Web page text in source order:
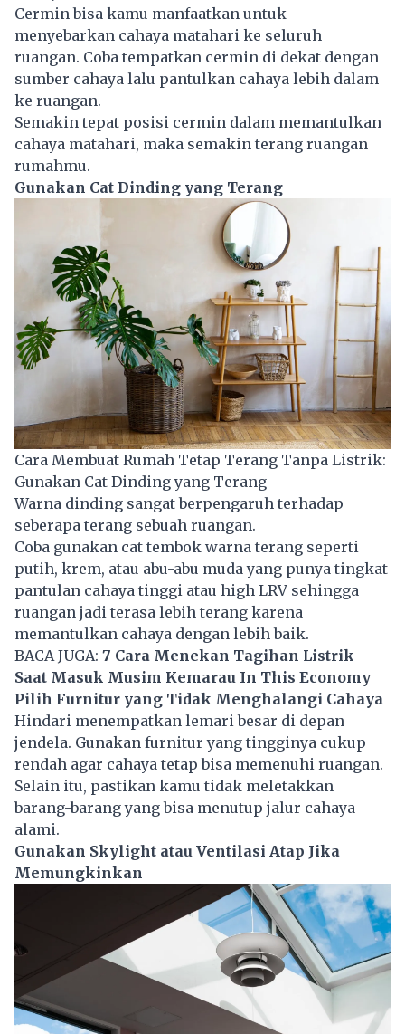
Cermin bisa kamu manfaatkan untuk
menyebarkan cahaya matahari ke seluruh
ruangan. Coba tempatkan cermin di dekat dengan
sumber cahaya lalu pantulkan cahaya lebih dalam
ke ruangan.
Semakin tepat posisi cermin dalam memantulkan
cahaya matahari, maka semakin terang ruangan
rumahmu.
Gunakan Cat Dinding yang Terang
Cara Membuat Rumah Tetap Terang Tanpa Listrik:
Gunakan Cat Dinding yang Terang
Warna dinding sangat berpengaruh terhadap
seberapa terang sebuah ruangan.
Coba gunakan cat tembok warna terang seperti
putih, krem, atau abu-abu muda yang punya tingkat
pantulan cahaya tinggi atau high LRV sehingga
ruangan jadi terasa lebih terang karena
memantulkan cahaya dengan lebih baik.
BACA JUGA: 7 Cara Menekan Tagihan Listrik
Saat Masuk Musim Kemarau In This Economy
Pilih Furnitur yang Tidak Menghalangi Cahaya
Hindari menempatkan lemari besar di depan
jendela. Gunakan furnitur yang tingginya cukup
rendah agar cahaya tetap bisa memenuhi ruangan.
Selain itu, pastikan kamu tidak meletakkan
barang-barang yang bisa menutup jalur cahaya
alami.
Gunakan Skylight atau Ventilasi Atap Jika
Memungkinkan